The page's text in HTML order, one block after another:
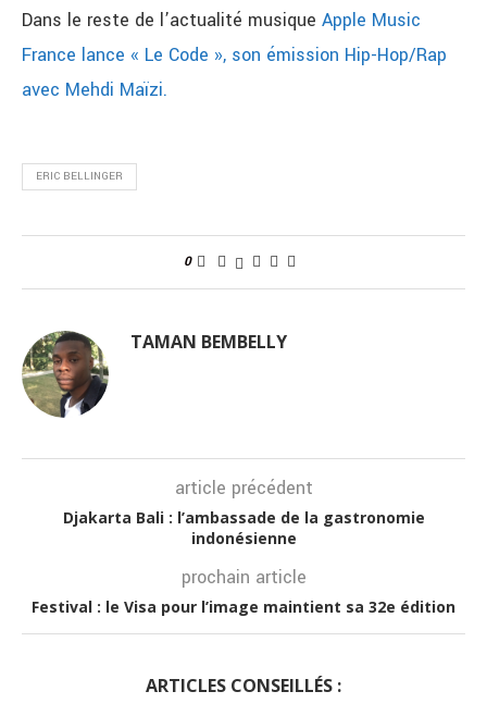
Dans le reste de l’actualité musique Apple Music
France lance « Le Code », son émission Hip-Hop/Rap
avec Mehdi Maïzi.
ERIC BELLINGER
0
TAMAN BEMBELLY
article précédent
Djakarta Bali : l’ambassade de la gastronomie
indonésienne
prochain article
Festival : le Visa pour l’image maintient sa 32e édition
ARTICLES CONSEILLÉS :